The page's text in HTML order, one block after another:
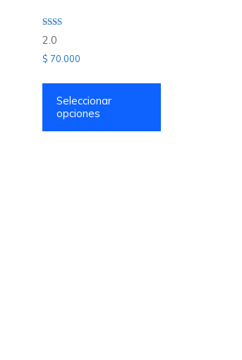
Valorado
con
2.00
de 5
2.0
$ 70.000
Seleccionar
opciones